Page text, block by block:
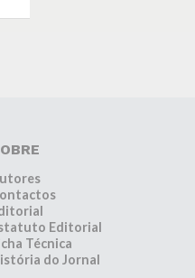
Editorial
Técnica
do Jornal